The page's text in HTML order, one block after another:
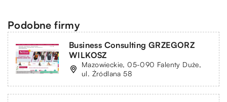
Podobne firmy
Business Consulting GRZEGORZ
WILKOSZ
Mazowieckie, 05-090 Falenty Duże,
ul. Źródlana 58